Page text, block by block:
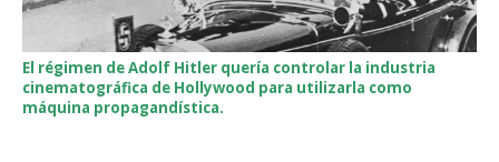
El régimen de Adolf Hitler quería controlar la industria
cinematográfica de Hollywood para utilizarla como
máquina propagandística.